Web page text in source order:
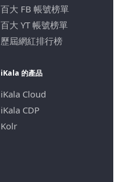
百大 FB 帳號榜單
百大 YT 帳號榜單
歷屆網紅排行榜
iKala 的產品
iKala Cloud
iKala CDP
Kolr